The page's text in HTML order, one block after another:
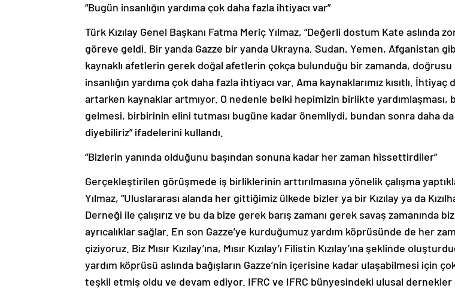
“Bugün insanlığın yardıma çok daha fazla ihtiyacı var”
Türk Kızılay Genel Başkanı Fatma Meriç Yılmaz, “Değerli dostum Kate aslında
göreve geldi. Bir yanda Gazze bir yanda Ukrayna, Sudan, Yemen, Afganistan
kaynaklı afetlerin gerek doğal afetlerin çokça bulunduğu bir zamanda, doğrusu
insanlığın yardıma çok daha fazla ihtiyacı var. Ama kaynaklarımız kısıtlı.
artarken kaynaklar artmıyor. O nedenle belki hepimizin birlikte yardımlaşması,
gelmesi, birbirinin elini tutması bugüne kadar önemliydi, bundan sonra daha
diyebiliriz” ifadelerini kullandı.
“Bizlerin yanında olduğunu başından sonuna kadar her zaman hissettirdiler”
Gerçekleştirilen görüşmede iş birliklerinin arttırılmasına yönelik çalışma
Yılmaz, “Uluslararası alanda her gittiğimiz ülkede bizler ya bir Kızılay ya da
Derneği ile çalışırız ve bu da bize gerek barış zamanı gerek savaş zamanında
ayrıcalıklar sağlar. En son Gazze’ye kurduğumuz yardım köprüsünde de her
çiziyoruz. Biz Mısır Kızılay’ına, Mısır Kızılay’ı Filistin Kızılay’ına şeklinde
yardım köprüsü aslında bağışların Gazze’nin içerisine kadar ulaşabilmesi için
teşkil etmiş oldu ve devam ediyor. IFRC ve IFRC bünyesindeki ulusal dernekler